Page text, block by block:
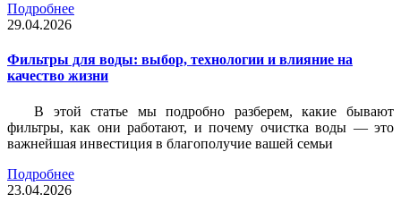
Подробнее
29.04.2026
Фильтры для воды: выбор, технологии и влияние на
качество жизни
В этой статье мы подробно разберем, какие бывают
фильтры, как они работают, и почему очистка воды — это
важнейшая инвестиция в благополучие вашей семьи
Подробнее
23.04.2026